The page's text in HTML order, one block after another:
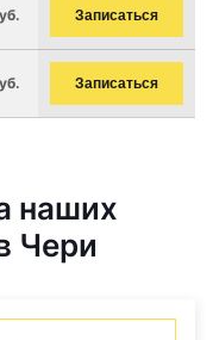
Записаться
Записаться
наших
Чери